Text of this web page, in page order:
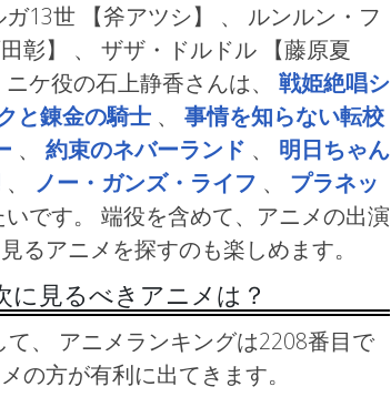
ガ13世
【斧アツシ】 、 ルンルン・フ
田彰】 、 ザザ・ドルドル
【藤原夏
ニケ役の石上静香さんは、 戦姫絶唱シ
と錬金の騎士 、 事情を知らない転校
、 約束のネバーランド 、 明日ちゃん
、 ノー・ガンズ・ライフ 、 プラネッ
です。 端役を含めて、アニメの出演
るアニメを探すのも楽しめます。
見るべきアニメは？
、 アニメランキングは2208番目で
の方が有利に出てきます。